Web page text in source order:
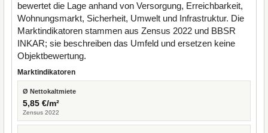
bewertet die Lage anhand von Versorgung, Erreichbarkeit,
Wohnungsmarkt, Sicherheit, Umwelt und Infrastruktur. Die
Marktindikatoren stammen aus Zensus 2022 und BBSR
INKAR; sie beschreiben das Umfeld und ersetzen keine
Objektbewertung.
Marktindikatoren
Ø Nettokaltmiete
5,85 €/m²
Zensus 2022